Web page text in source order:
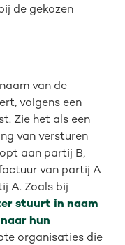
de gekozen
van de
volgens een
Zie het als een
van versturen
aan partij B,
van partij A
A. Zoals bij
stuurt in naam
hun
organisaties die